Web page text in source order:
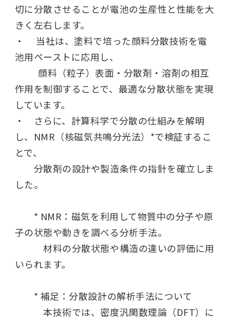
切に分散させることが電池の生産性と性能を大
きく左右します。
・ 当社は、塗料で培った顔料分散技術を電
池用ペーストに応用し、
顔料（粒子）表面・分散剤・溶剤の相互
作用を制御することで、最適な分散状態を実現
しています。
・ さらに、計算科学で分散の仕組みを解明
し、 NMR （核磁気共鳴分光法） *で検証するこ
とで、
分散剤の設計や製造条件の指針を確立しま
した。
* NMR：磁気を利用して物質中の分子や原
子の状態や動きを調べる分析手法。
材料の分散状態や構造の違いの評価に用
いられます。
* 補足：分散設計の解析手法について
本技術では、密度汎関数理論（DFT）に